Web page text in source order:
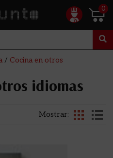
0
/ Cocina en otros
idiomas
Mostrar: